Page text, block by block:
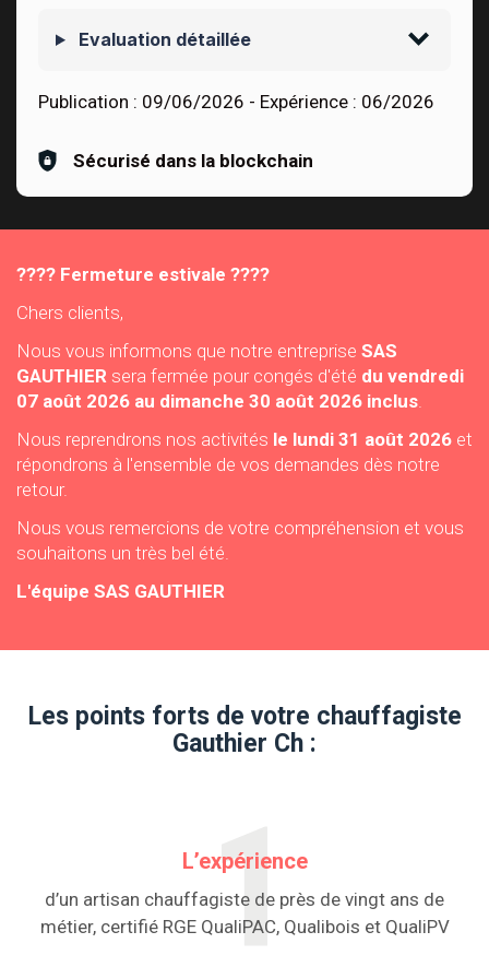
Evaluation détaillée
Publication : 09/06/2026 - Expérience : 06/2026
Sécurisé dans la blockchain
???? Fermeture estivale ????
Chers clients,
Nous vous informons que notre entreprise SAS
GAUTHIER sera fermée pour congés d'été du vendredi
07 août 2026 au dimanche 30 août 2026 inclus.
Nous reprendrons nos activités le lundi 31 août 2026 et
répondrons à l'ensemble de vos demandes dès notre
retour.
Nous vous remercions de votre compréhension et vous
souhaitons un très bel été.
L'équipe SAS GAUTHIER
Les points forts de votre chauffagiste
Gauthier Ch :
L’expérience
d’un artisan chauffagiste de près de vingt ans de
métier, certifié RGE QualiPAC, Qualibois et QualiPV